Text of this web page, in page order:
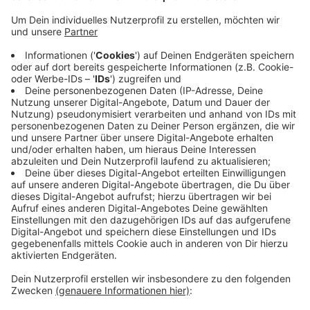
Anzeige
Shoppen und dabei eine Corona-Impfung bekommen –
das ist eine Strategie. Entsprechende Angebote wird
es bald in der Wiesdorfer Rathausgalerie und den
Einkaufsstraßen geben, hat die Stadt angekündigt.
Außerdem sollen mobile Impfteams in weiterführende
Schulen gehen und dort impfen. Die erste derartige
Aktion ist in zweieinhalb Wochen im Berufskolleg an
der Bismarckstraße geplant. Wegen der zuletzt
gestiegenen Coronazahlen gelten ab Sonntag vor
allem für Nicht-Geimpfte strengere Regeln.
Anzeige